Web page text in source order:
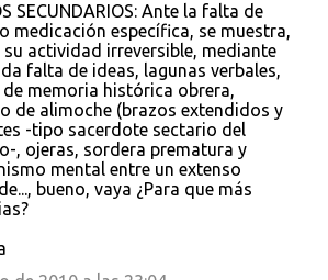
SECUNDARIOS: Ante la falta de
medicación específica, se muestra,
su actividad irreversible, mediante
falta de ideas, lagunas verbales,
memoria histórica obrera,
de alimoche (brazos extendidos y
-tipo sacerdote sectario del
, ojeras, sordera prematura y
mental entre un extenso
bueno, vaya ¿Para que más